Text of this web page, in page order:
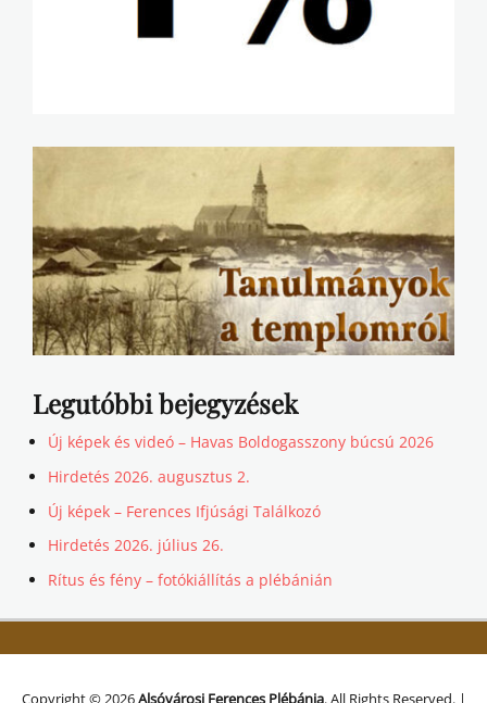
Legutóbbi bejegyzések
Új képek és videó – Havas Boldogasszony búcsú 2026
Hirdetés 2026. augusztus 2.
Új képek – Ferences Ifjúsági Találkozó
Hirdetés 2026. július 26.
Rítus és fény – fotókiállítás a plébánián
Copyright © 2026Alsóvárosi Ferences Plébánia. All Rights Reserved. |